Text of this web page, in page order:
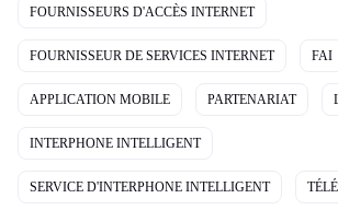
FOURNISSEURS D'ACCÈS INTERNET
FOURNISSEUR DE SERVICES INTERNET FAI
APPLICATION MOBILE PARTENARIAT
INTERPHONE INTELLIGENT
SERVICE D'INTERPHONE INTELLIGENT